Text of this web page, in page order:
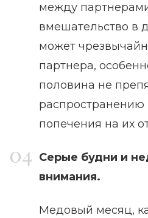
между
вмешательство в
может
партнера,
половина не
распространению
попечения на их
Серые будни и
внимания.
Медовый месяц,